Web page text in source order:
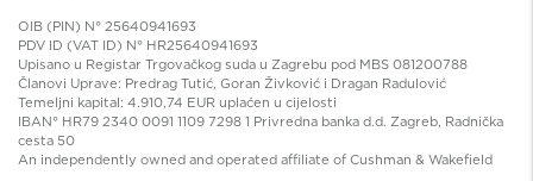
OIB (PIN) N° 25640941693
PDV ID (VAT ID) N° HR25640941693
Upisano u Registar Trgovačkog suda u Zagrebu pod MBS 081200788
Članovi Uprave: Predrag Tutić, Goran Živković i Dragan Radulović
Temeljni kapital: 4.910,74 EUR uplaćen u cijelosti
IBAN° HR79 2340 0091 1109 7298 1 Privredna banka d.d. Zagreb, Radnička
cesta 50
An independently owned and operated affiliate of Cushman & Wakefield